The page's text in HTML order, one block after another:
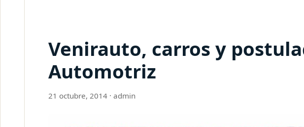
Venirauto, carros y
Automotriz
21 octubre, 2014 · admin